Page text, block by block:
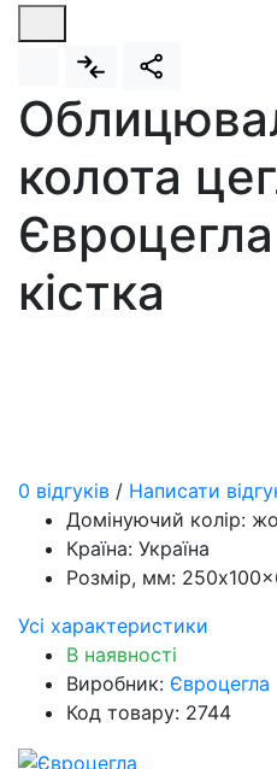
колота
кістка
0 відгуків / Написати
Домінуючий колір:
Країна: Україна
Розмір, мм:
Усі характеристики
В наявності
Виробник: Євроцегла
Код товару: 2744